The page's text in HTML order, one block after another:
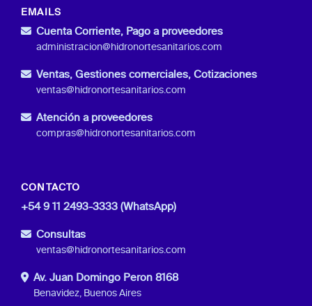
EMAILS
Cuenta Corriente, Pago a proveedores
administracion@hidronortesanitarios.com
Ventas, Gestiones comerciales, Cotizaciones
ventas@hidronortesanitarios.com
Atención a proveedores
compras@hidronortesanitarios.com
CONTACTO
+54 9 11 2493-3333 (WhatsApp)
Consultas
ventas@hidronortesanitarios.com
Av. Juan Domingo Peron 8168
Benavidez, Buenos Aires